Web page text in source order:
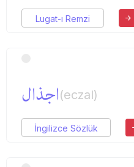
Lugat-ı Remzi
اجذال(eczal)
İngilizce Sözlük